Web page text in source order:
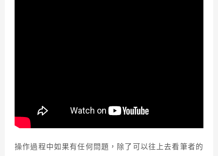
操作過程中如果有任何問題，除了可以往上去看筆者的